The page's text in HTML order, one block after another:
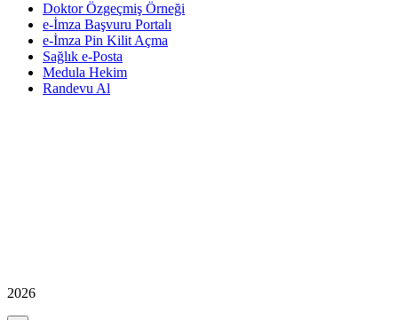
Doktor Özgeçmiş Örneği
e-İmza Başvuru Portalı
e-İmza Pin Kilit Açma
Sağlık e-Posta
Medula Hekim
Randevu Al
2026